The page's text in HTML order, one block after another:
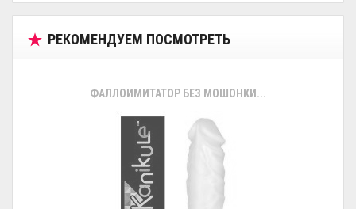
РЕКОМЕНДУЕМ ПОСМОТРЕТЬ
ФАЛЛОИМИТАТОР БЕЗ МОШОНКИ...